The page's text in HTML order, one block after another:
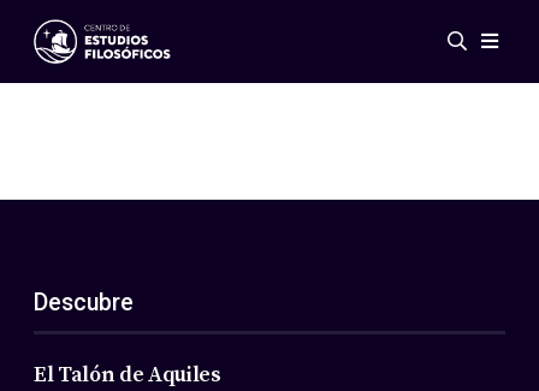
Eventos
ES
EN
Acerca de nosotros
Miembros
Descubre
El Talón de Aquiles